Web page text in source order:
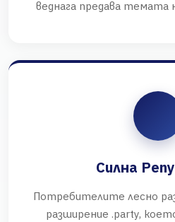
веднага предава
Силна
Потребителите лесно
разширение .party,